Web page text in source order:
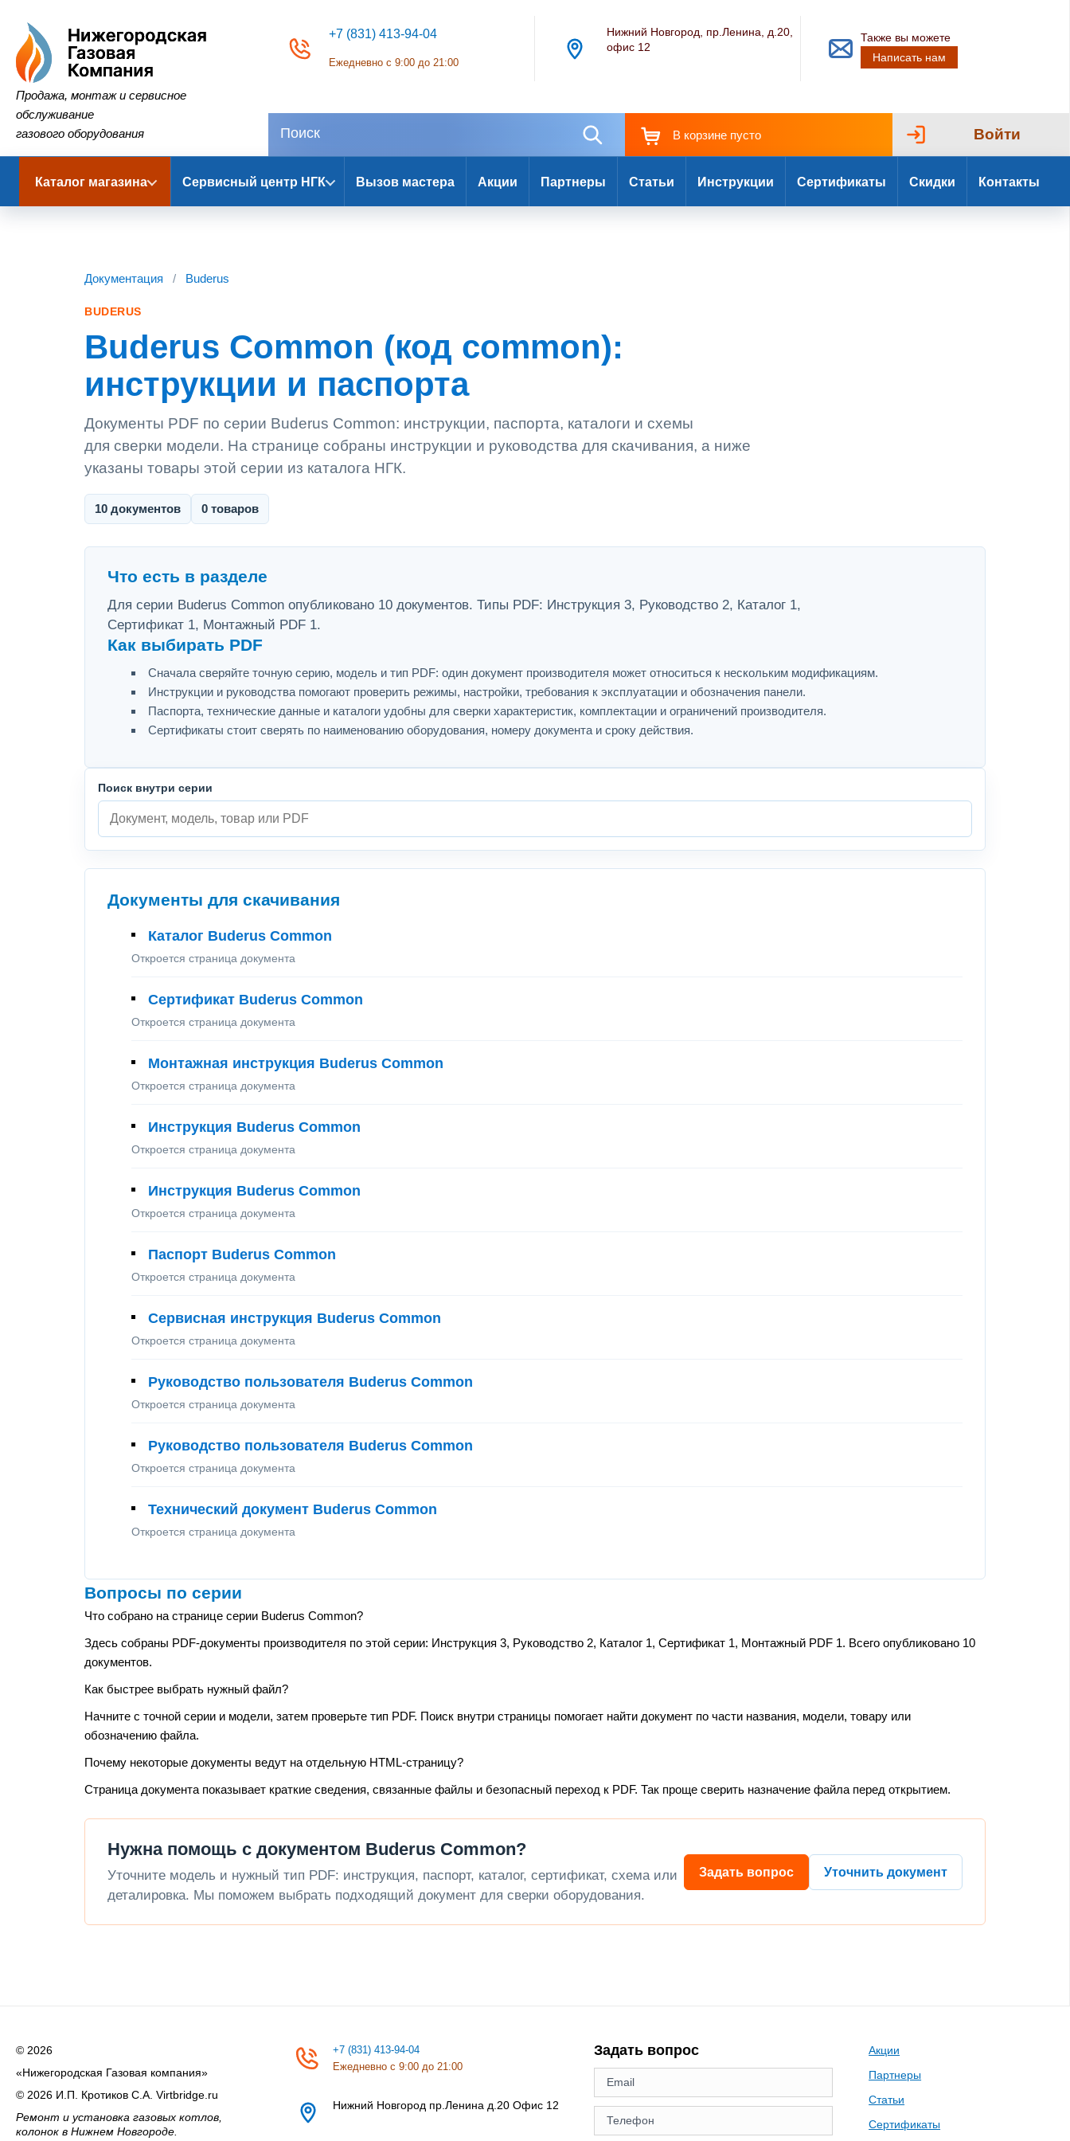
Нижегородская Газовая Компания
Продажа, монтаж и сервисное
обслуживание
газового оборудования
+7 (831) 413-94-04
Ежедневно с 9:00 до 21:00
Нижний Новгород, пр.Ленина, д.20,
офис 12
Также вы можете
Написать нам
В корзине пусто Войти
Каталог магазина Сервисный центр НГК Вызов мастера Акции Партнеры Статьи Инструкции Сертификаты Скидки Контакты
Документация / Buderus
BUDERUS
Buderus Common (код common):
инструкции и паспорта
Документы PDF по серии Buderus Common: инструкции, паспорта, каталоги и схемы
для сверки модели. На странице собраны инструкции и руководства для скачивания, а ниже
указаны товары этой серии из каталога НГК.
10 документов 0 товаров
Что есть в разделе
Для серии Buderus Common опубликовано 10 документов. Типы PDF: Инструкция 3, Руководство 2, Каталог 1,
Сертификат 1, Монтажный PDF 1.
Как выбирать PDF
Сначала сверяйте точную серию, модель и тип PDF: один документ производителя может относиться к нескольким модификациям.
Инструкции и руководства помогают проверить режимы, настройки, требования к эксплуатации и обозначения панели.
Паспорта, технические данные и каталоги удобны для сверки характеристик, комплектации и ограничений производителя.
Сертификаты стоит сверять по наименованию оборудования, номеру документа и сроку действия.
Поиск внутри серии
Документы для скачивания
Каталог Buderus Common
Откроется страница документа
Сертификат Buderus Common
Откроется страница документа
Монтажная инструкция Buderus Common
Откроется страница документа
Инструкция Buderus Common
Откроется страница документа
Инструкция Buderus Common
Откроется страница документа
Паспорт Buderus Common
Откроется страница документа
Сервисная инструкция Buderus Common
Откроется страница документа
Руководство пользователя Buderus Common
Откроется страница документа
Руководство пользователя Buderus Common
Откроется страница документа
Технический документ Buderus Common
Откроется страница документа
Вопросы по серии
Что собрано на странице серии Buderus Common?
Здесь собраны PDF-документы производителя по этой серии: Инструкция 3, Руководство 2, Каталог 1, Сертификат 1, Монтажный PDF 1. Всего опубликовано 10
документов.
Как быстрее выбрать нужный файл?
Начните с точной серии и модели, затем проверьте тип PDF. Поиск внутри страницы помогает найти документ по части названия, модели, товару или
обозначению файла.
Почему некоторые документы ведут на отдельную HTML-страницу?
Страница документа показывает краткие сведения, связанные файлы и безопасный переход к PDF. Так проще сверить назначение файла перед открытием.
Нужна помощь с документом Buderus Common?
Уточните модель и нужный тип PDF: инструкция, паспорт, каталог, сертификат, схема или
деталировка. Мы поможем выбрать подходящий документ для сверки оборудования.
Задать вопрос Уточнить документ
© 2026
«Нижегородская Газовая компания»
© 2026 И.П. Кротиков С.А. Virtbridge.ru
Ремонт и установка газовых котлов,
колонок в Нижнем Новгороде.
+7 (831) 413-94-04
Ежедневно с 9:00 до 21:00
Нижний Новгород пр.Ленина д.20 Офис 12
Задать вопрос
Акции
Партнеры
Статьи
Сертификаты